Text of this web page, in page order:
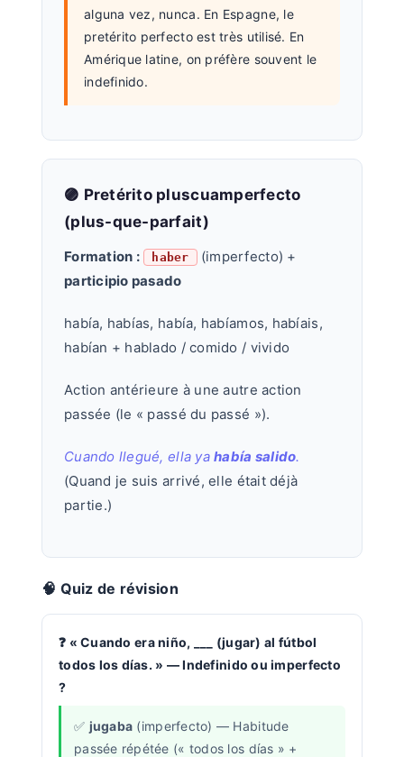
alguna vez, nunca. En Espagne, le
pretérito perfecto est très utilisé. En
Amérique latine, on préfère souvent le
indefinido.
🟣 Pretérito pluscuamperfecto
(plus-que-parfait)
Formation : haber
(imperfecto) +
participio pasado
había, habías, había, habíamos, habíais,
habían + hablado / comido / vivido
Action antérieure à une autre action
passée (le « passé du passé »).
Cuando llegué, ella yahabía salido.
(Quand je suis arrivé, elle était déjà
partie.)
🧠 Quiz de révision
« Cuando era niño, ___ (jugar) al fútbol
todos los días. » — Indefinido ou imperfecto
?
jugaba (imperfecto) — Habitude
passée répétée (« todos los días » +